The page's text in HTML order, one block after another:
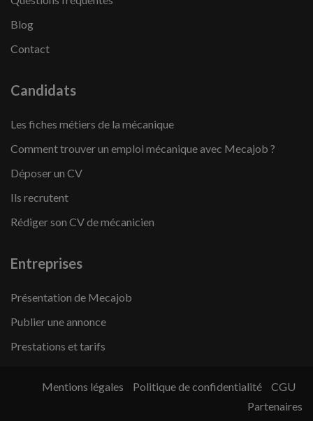
Blog
Contact
Candidats
Les fiches métiers de la mécanique
Comment trouver un emploi mécanique avec Mecajob ?
Déposer un CV
Ils recrutent
Rédiger son CV de mécanicien
Entreprises
Présentation de Mecajob
Publier une annonce
Prestations et tarifs
Mentions légales Politique de confidentialité
CGU
Partenaires